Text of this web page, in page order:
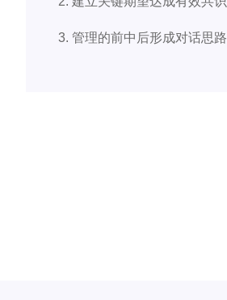
3. 管理的前中后形成对话思路